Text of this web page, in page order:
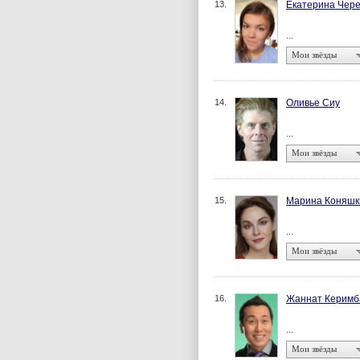
13. Екатерина
...
Мои звёзды
14. Оливье Сиу
...
Мои звёзды
15. Марина
...
Мои звёзды
16. Жаннат
...
Мои звёзды